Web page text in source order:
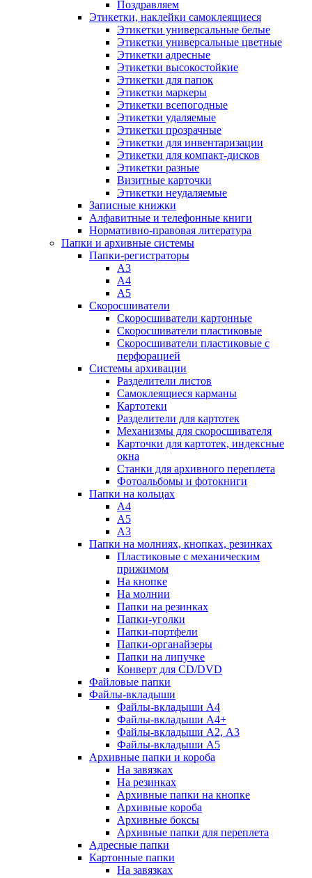
Поздравляем
Этикетки, наклейки самоклеящиеся
Этикетки универсальные белые
Этикетки универсальные цветные
Этикетки адресные
Этикетки высокостойкие
Этикетки для папок
Этикетки маркеры
Этикетки всепогодные
Этикетки удаляемые
Этикетки прозрачные
Этикетки для инвентаризации
Этикетки для компакт-дисков
Этикетки разные
Визитные карточки
Этикетки неудаляемые
Записные книжки
Алфавитные и телефонные книги
Нормативно-правовая литература
Папки и архивные системы
Папки-регистраторы
А3
А4
А5
Скоросшиватели
Скоросшиватели картонные
Скоросшиватели пластиковые
Скоросшиватели пластиковые с
перфорацией
Системы архивации
Разделители листов
Самоклеящиеся карманы
Картотеки
Разделители для картотек
Механизмы для скоросшивателя
Карточки для картотек, индексные
окна
Станки для архивного переплета
Фотоальбомы и фотокниги
Папки на кольцах
А4
А5
А3
Папки на молниях, кнопках, резинках
Пластиковые с механическим
прижимом
На кнопке
На молнии
Папки на резинках
Папки-уголки
Папки-портфели
Папки-органайзеры
Папки на липучке
Конверт для CD/DVD
Файловые папки
Файлы-вкладыши
Файлы-вкладыши А4
Файлы-вкладыши А4+
Файлы-вкладыши А2, А3
Файлы-вкладыши А5
Архивные папки и короба
На завязках
На резинках
Архивные папки на кнопке
Архивные короба
Архивные боксы
Архивные папки для переплета
Адресные папки
Картонные папки
На завязках